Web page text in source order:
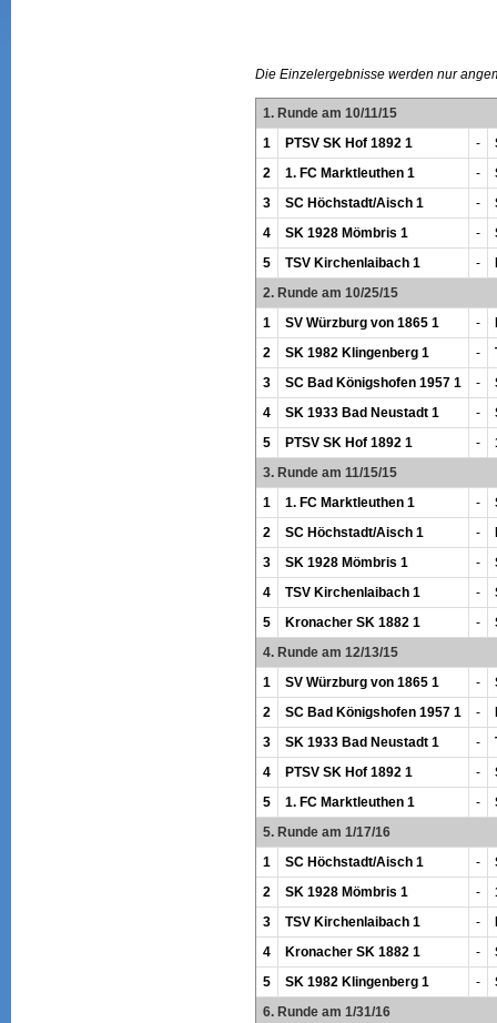
Die Einzelergebnisse werden nur
1. Runde am 10/11/15
1
PTSV SK Hof 1892 1 -
2
1. FC Marktleuthen 1 -
3
SC Höchstadt/Aisch 1 -
4
SK 1928 Mömbris 1 -
5
TSV Kirchenlaibach 1 -
2. Runde am 10/25/15
1
SV Würzburg von 1865 1 -
2
SK 1982 Klingenberg 1 -
3
SC Bad Königshofen 1957 1 -
4
SK 1933 Bad Neustadt 1 -
5
PTSV SK Hof 1892 1 -
3. Runde am 11/15/15
1
1. FC Marktleuthen 1 -
2
SC Höchstadt/Aisch 1 -
3
SK 1928 Mömbris 1 -
4
TSV Kirchenlaibach 1 -
5
Kronacher SK 1882 1 -
4. Runde am 12/13/15
1
SV Würzburg von 1865 1 -
2
SC Bad Königshofen 1957 1 -
3
SK 1933 Bad Neustadt 1 -
4
PTSV SK Hof 1892 1 -
5
1. FC Marktleuthen 1 -
5. Runde am 1/17/16
1
SC Höchstadt/Aisch 1 -
2
SK 1928 Mömbris 1 -
3
TSV Kirchenlaibach 1 -
4
Kronacher SK 1882 1 -
5
SK 1982 Klingenberg 1 -
6. Runde am 1/31/16